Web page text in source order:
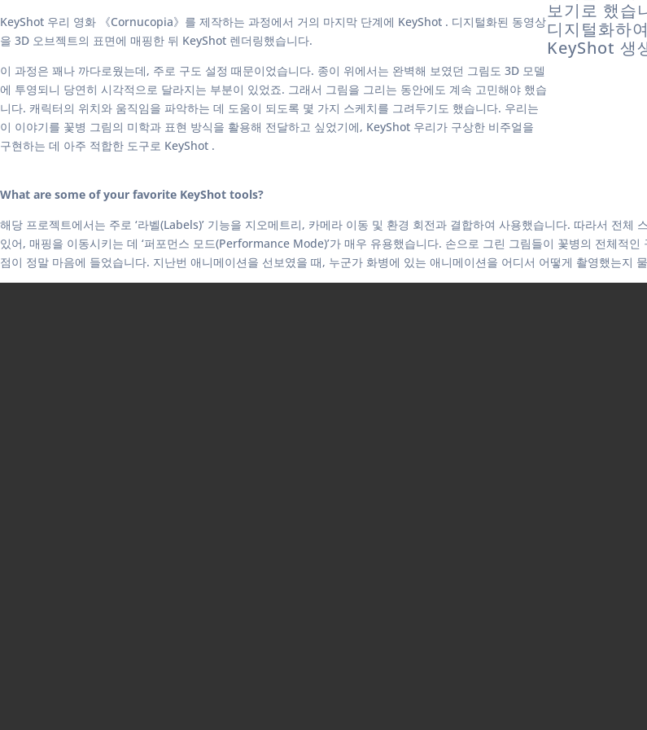
KeyShot 우리 영화 《Cornucopia》를 제작하는 과정에서 거의 마지막 단계에 KeyShot . 디지털화된 동영상
을 3D 오브젝트의 표면에 매핑한 뒤 KeyShot 렌더링했습니다.
이 과정은 꽤나 까다로웠는데, 주로 구도 설정 때문이었습니다. 종이 위에서는 완벽해 보였던 그림도 3D 모델
에 투영되니 당연히 시각적으로 달라지는 부분이 있었죠. 그래서 그림을 그리는 동안에도 계속 고민해야 했습
니다. 캐릭터의 위치와 움직임을 파악하는 데 도움이 되도록 몇 가지 스케치를 그려두기도 했습니다. 우리는
이 이야기를 꽃병 그림의 미학과 표현 방식을 활용해 전달하고 싶었기에, KeyShot 우리가 구상한 비주얼을
구현하는 데 아주 적합한 도구로 KeyShot .
보기로 했습
디지털화하
KeyShot 생
What are some of your favorite KeyShot tools?
해당 프로젝트에서는 주로 ‘라벨(Labels)’ 기능을 지오메트리, 카메라 이동 및 환경 회전과 결합하여 사용했습니다. 따라서 전
있어, 매핑을 이동시키는 데 ‘퍼포먼스 모드(Performance Mode)’가 매우 유용했습니다. 손으로 그린 그림들이 꽃병의 전체적
점이 정말 마음에 들었습니다. 지난번 애니메이션을 선보였을 때, 누군가 화병에 있는 애니메이션을 어디서 어떻게 촬영했는지